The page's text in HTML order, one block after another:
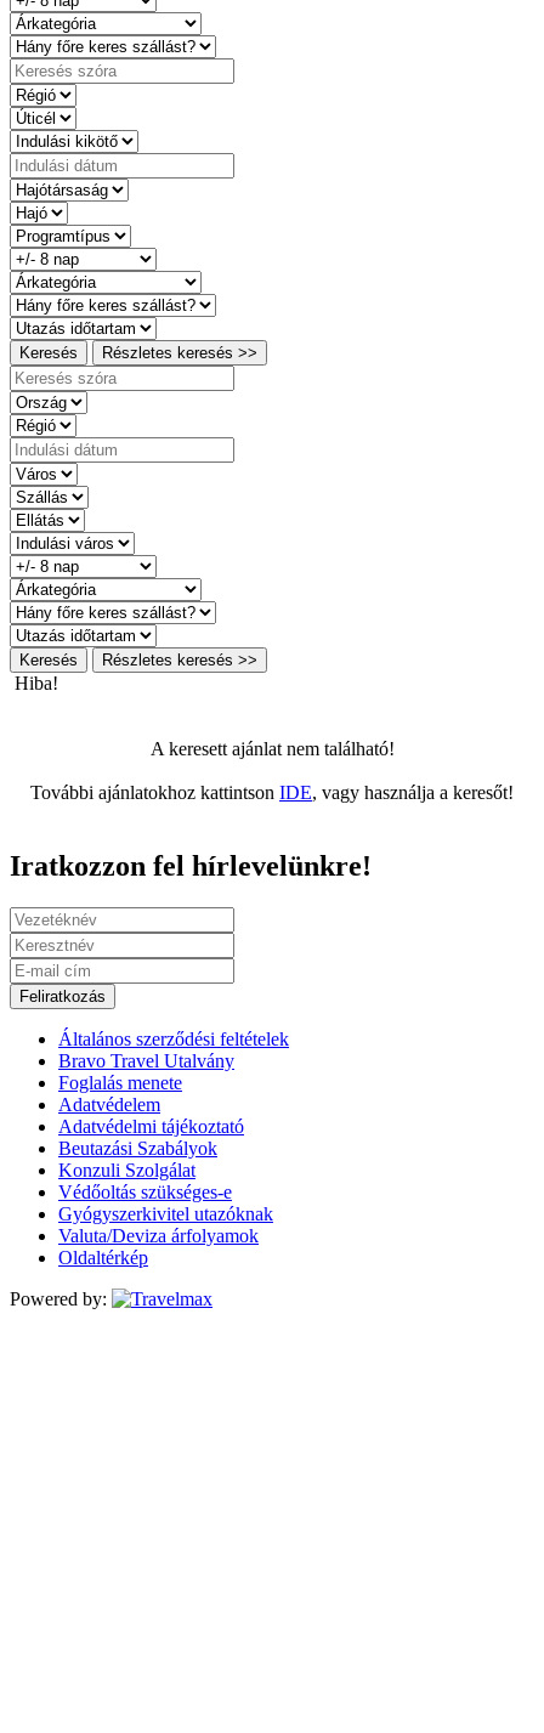
Keresés Részletes keresés >>
Keresés Részletes keresés >>
Hiba!
A keresett ajánlat nem található!
További ajánlatokhoz kattintson IDE, vagy használja a keresőt!
Iratkozzon fel hírlevelünkre!
Feliratkozás
Általános szerződési feltételek
Bravo Travel Utalvány
Foglalás menete
Adatvédelem
Adatvédelmi tájékoztató
Beutazási Szabályok
Konzuli Szolgálat
Védőoltás szükséges-e
Gyógyszerkivitel utazóknak
Valuta/Deviza árfolyamok
Oldaltérkép
Powered by: